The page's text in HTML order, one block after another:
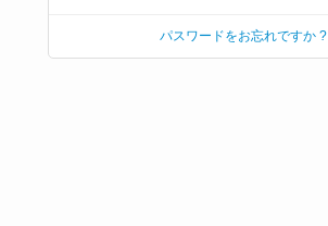
パスワードをお忘れですか ?